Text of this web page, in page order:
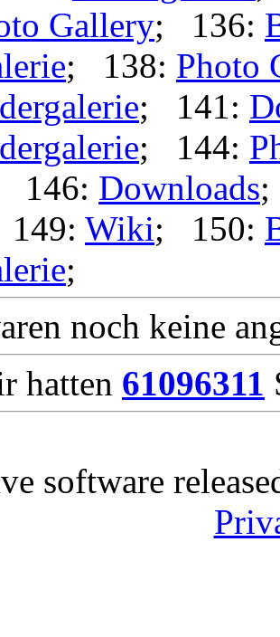
Gallery; 136:
; 138: Photo
; 141:
; 144:
146: Downloads
Wiki; 150:
;
noch keine
hatten 61096311
software